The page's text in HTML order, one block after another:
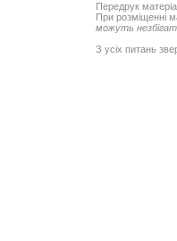
Передрук
При розміщенні
можуть
З усіх питань